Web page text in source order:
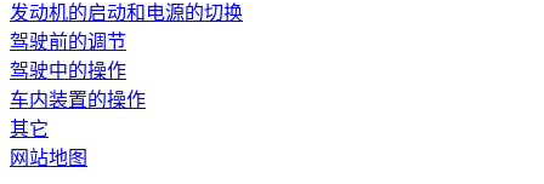
发动机的启动和电源的切换
驾驶前的调节
驾驶中的操作
车内装置的操作
其它
网站地图